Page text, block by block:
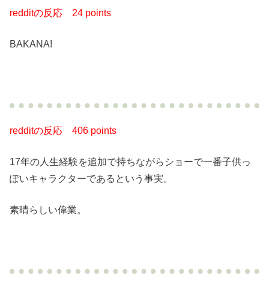
redditの反応 24 points
BAKANA!
redditの反応 406 points
17年の人生経験を追加で持ちながらショーで一番子供っ
ぽいキャラクターであるという事実。
素晴らしい偉業。